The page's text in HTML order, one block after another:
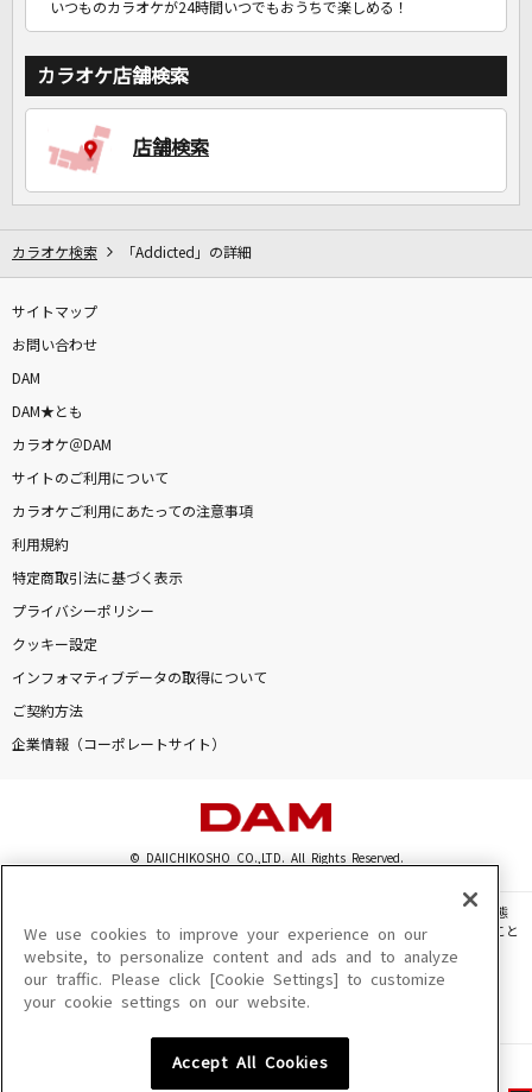
いつものカラオケが24時間いつでもおうちで楽しめる！
カラオケ店舗検索
店舗検索
カラオケ検索 「Addicted」の詳細
サイトマップ
お問い合わせ
DAM
DAM★とも
カラオケ＠DAM
サイトのご利用について
カラオケご利用にあたっての注意事項
利用規約
特定商取引法に基づく表示
プライバシーポリシー
クッキー設定
インフォマティブデータの取得について
ご契約方法
企業情報（コーポレートサイト）
© DAIICHIKOSHO CO.,LTD. All Rights Reserved.
このサイトに掲載されている一切の文章・画像・写真・動画・音声等を、手段や形態
を問わず、著作権法の定める範囲を超えて無断で複製、転載、ファイル化などすること
を禁じます。
楽曲及びコンテンツは、機種によりご利用いただけない場合があります。
楽曲及びコンテンツの配信日、配信内容が変更になる場合があります。
We use cookies to improve your experience on our
website, to personalize content and ads and to analyze
our traffic. Please click [Cookie Settings] to customize
your cookie settings on our website.
Accept All Cookies